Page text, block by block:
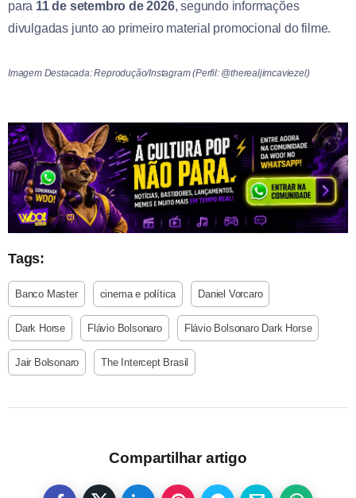
para 11 de setembro de 2026, segundo informações
divulgadas junto ao primeiro material promocional do filme.
Imagem Destacada: Reprodução/Instagram (Perfil: @therealjimcaviezel)
Tags:
Banco Master cinema e política Daniel Vorcaro
Dark Horse Flávio Bolsonaro Flávio Bolsonaro Dark Horse
Jair Bolsonaro The Intercept Brasil
Compartilhar artigo